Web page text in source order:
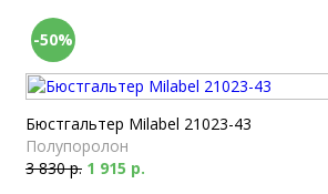
-50%
Бюстгальтер Milabel 21023-43
Полупоролон
3 830 р. 1 915 р.